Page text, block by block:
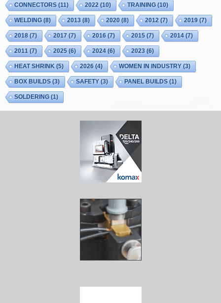
CONNECTORS (11) 2022 (10) TRAINING (10)
WELDING (8) 2013 (8) 2020 (8) 2012 (7) 2019 (7)
2018 (7) 2017 (7) 2016 (7) 2015 (7) 2014 (7)
2011 (7) 2025 (6) 2024 (6) 2023 (6)
HEAT SHRINK (5) 2026 (4) WOMEN IN INDUSTRY(3)
BOX BUILDS (3) SAFETY(3) PANEL BUILDS (1)
SOLDERING (1)